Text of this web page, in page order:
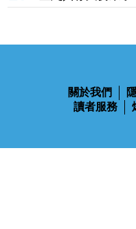
成 路徑曝光
關於我們
讀者服務